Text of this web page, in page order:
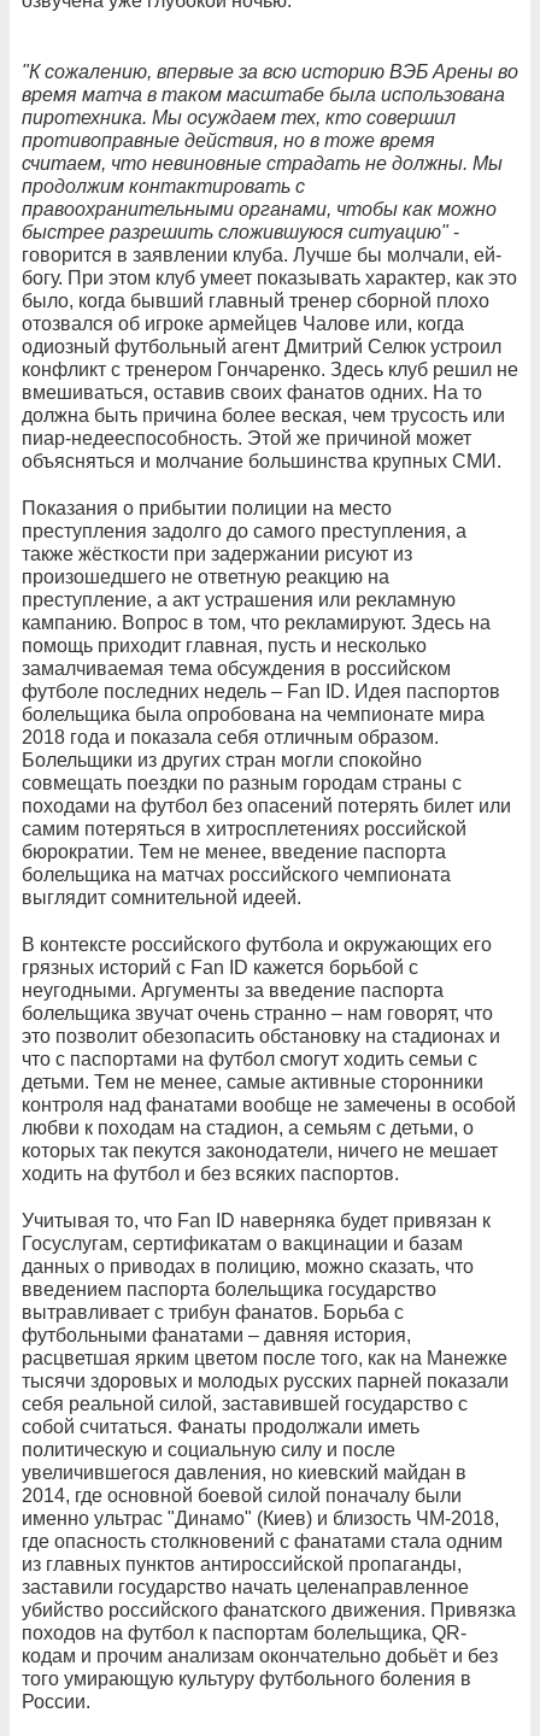
"К сожалению, впервые за всю историю ВЭБ Арены во
время матча в таком масштабе была использована
пиротехника. Мы осуждаем тех, кто совершил
противоправные действия, но в тоже время
считаем, что невиновные страдать не должны. Мы
продолжим контактировать с
правоохранительными органами, чтобы как можно
быстрее разрешить сложившуюся ситуацию"-
говорится в заявлении клуба. Лучше бы молчали, ей-
богу. При этом клуб умеет показывать характер, как это
было, когда бывший главный тренер сборной плохо
отозвался об игроке армейцев Чалове или, когда
одиозный футбольный агент Дмитрий Селюк устроил
конфликт с тренером Гончаренко. Здесь клуб решил не
вмешиваться, оставив своих фанатов одних. На то
должна быть причина более веская, чем трусость или
пиар-недееспособность. Этой же причиной может
объясняться и молчание большинства крупных СМИ.
Показания о прибытии полиции на место
преступления задолго до самого преступления, а
также жёсткости при задержании рисуют из
произошедшего не ответную реакцию на
преступление, а акт устрашения или рекламную
кампанию. Вопрос в том, что рекламируют. Здесь на
помощь приходит главная, пусть и несколько
замалчиваемая тема обсуждения в российском
футболе последних недель – Fan ID. Идея паспортов
болельщика была опробована на чемпионате мира
2018 года и показала себя отличным образом.
Болельщики из других стран могли спокойно
совмещать поездки по разным городам страны с
походами на футбол без опасений потерять билет или
самим потеряться в хитросплетениях российской
бюрократии. Тем не менее, введение паспорта
болельщика на матчах российского чемпионата
выглядит сомнительной идеей.
В контексте российского футбола и окружающих его
грязных историй с Fan ID кажется борьбой с
неугодными. Аргументы за введение паспорта
болельщика звучат очень странно – нам говорят, что
это позволит обезопасить обстановку на стадионах и
что с паспортами на футбол смогут ходить семьи с
детьми. Тем не менее, самые активные сторонники
контроля над фанатами вообще не замечены в особой
любви к походам на стадион, а семьям с детьми, о
которых так пекутся законодатели, ничего не мешает
ходить на футбол и без всяких паспортов.
Учитывая то, что Fan ID наверняка будет привязан к
Госуслугам, сертификатам о вакцинации и базам
данных о приводах в полицию, можно сказать, что
введением паспорта болельщика государство
вытравливает с трибун фанатов. Борьба с
футбольными фанатами – давняя история,
расцветшая ярким цветом после того, как на Манежке
тысячи здоровых и молодых русских парней показали
себя реальной силой, заставившей государство с
собой считаться. Фанаты продолжали иметь
политическую и социальную силу и после
увеличившегося давления, но киевский майдан в
2014, где основной боевой силой поначалу были
именно ультрас "Динамо" (Киев) и близость ЧМ-2018,
где опасность столкновений с фанатами стала одним
из главных пунктов антироссийской пропаганды,
заставили государство начать целенаправленное
убийство российского фанатского движения. Привязка
походов на футбол к паспортам болельщика, QR-
кодам и прочим анализам окончательно добьёт и без
того умирающую культуру футбольного боления в
России.